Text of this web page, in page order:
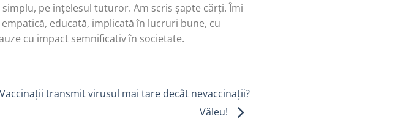
pe înțelesul tuturor. Am scris șapte cărți. Îmi
educată, implicată în lucruri bune, cu
cu impact semnificativ în societate.
Vaccinații transmit virusul mai tare decât nevaccinații?
Văleu!